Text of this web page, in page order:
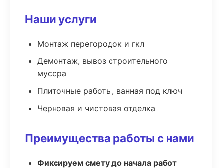
Наши услуги
Монтаж перегородок и гкл
Демонтаж, вывоз строительного
мусора
Плиточные работы, ванная под ключ
Черновая и чистовая отделка
Преимущества работы с нами
Фиксируем смету до начала работ